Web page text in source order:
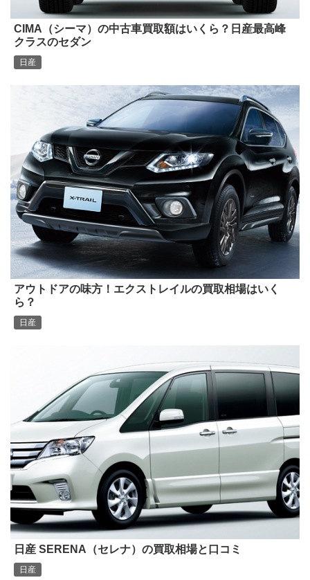
CIMA（シーマ）の中古車買取額はいくら？日産最高峰
クラスのセダン
日産
アウトドアの味方！エクストレイルの買取相場はいく
ら？
日産
日産 SERENA（セレナ）の買取相場と口コミ
日産